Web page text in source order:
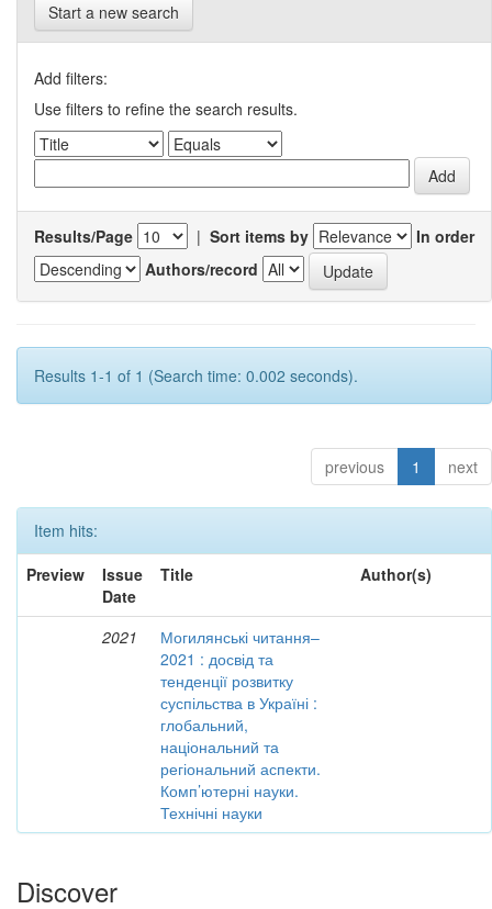
Start a new search
Add filters:
Use filters to refine the search results.
Results/Page | Sort items by
In order
Authors/record
Results 1-1 of 1 (Search time: 0.002 seconds).
previous 1 next
Item hits:
Preview
Issue
Date
Title Author(s)
2021
Могилянські читання–
2021 : досвід та
тенденції розвитку
суспільства в Україні :
глобальний,
національний та
регіональний аспекти.
Комп’ютерні науки.
Технічні науки
Discover